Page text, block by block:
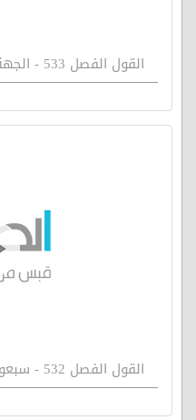
القول الفصل 533 - الجهة الصحيحة من التاريخ
القول الفصل 532 - سبعون سنة إلى الوراء